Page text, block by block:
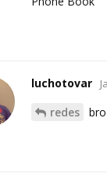
luchotovar
redes